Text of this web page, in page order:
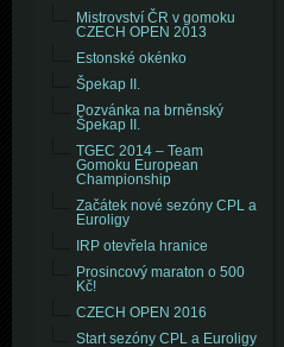
Mistrovství ČR v gomoku
CZECH OPEN 2013
Estonské okénko
Špekap II.
Pozvánka na brněnský
Špekap II.
TGEC 2014 – Team
Gomoku European
Championship
Začátek nové sezóny CPL a
Euroligy
IRP otevřela hranice
Prosincový maraton o 500
Kč!
CZECH OPEN 2016
Start sezóny CPL a Euroligy